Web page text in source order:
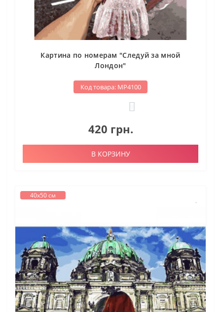
Картина по номерам "Следуй за мной
Лондон"
Код товара: МР4100
420 грн.
В КОРЗИНУ
40х50 см